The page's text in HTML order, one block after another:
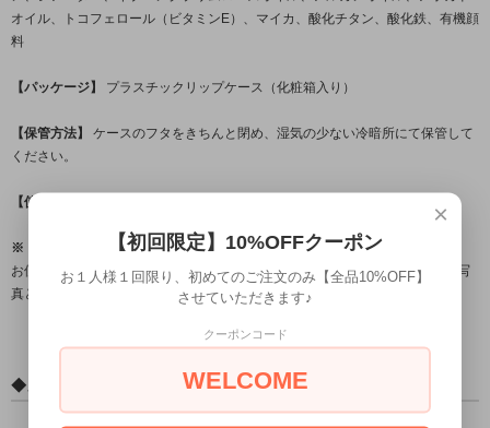
オイル、トコフェロール（ビタミンE）、マイカ、酸化チタン、酸化鉄、有機顔
料
【パッケージ】 プラスチックリップケース（化粧箱入り）
【保管方法】 ケースのフタをきちんと閉め、湿気の少ない冷暗所にて保管して
ください。
【使用期限】
※ リップスティックの色について ※
お使いのモニター環境によって、色の見え方が少しずつ違ってきます。見本写
真と実物の色とは多少異なる場合がありますのでご了承ください。
◆メーカーについて
×
【初回限定】10%OFFクーポン
お１人様１回限り、初めてのご注文のみ【全品10%OFF】
させていただきます♪
クーポンコード
WELCOME